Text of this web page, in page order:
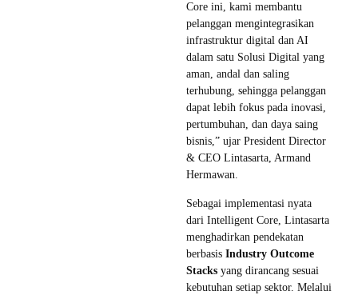
Core ini, kami membantu
pelanggan mengintegrasikan
infrastruktur digital dan AI
dalam satu Solusi Digital yang
aman, andal dan saling
terhubung, sehingga pelanggan
dapat lebih fokus pada inovasi,
pertumbuhan, dan daya saing
bisnis,” ujar President Director
& CEO Lintasarta, Armand
Hermawan.
Sebagai implementasi nyata
dari Intelligent Core, Lintasarta
menghadirkan pendekatan
berbasis Industry Outcome
Stacks yang dirancang sesuai
kebutuhan setiap sektor. Melalui